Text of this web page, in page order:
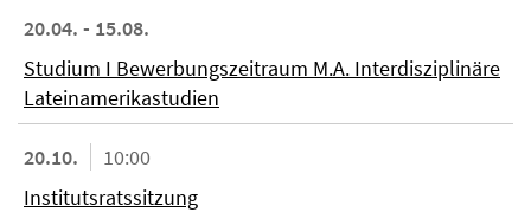
20.04. - 15.08.
Studium I Bewerbungszeitraum M.A. Interdisziplinäre
Lateinamerikastudien
20.10.
10:00
Institutsratssitzung